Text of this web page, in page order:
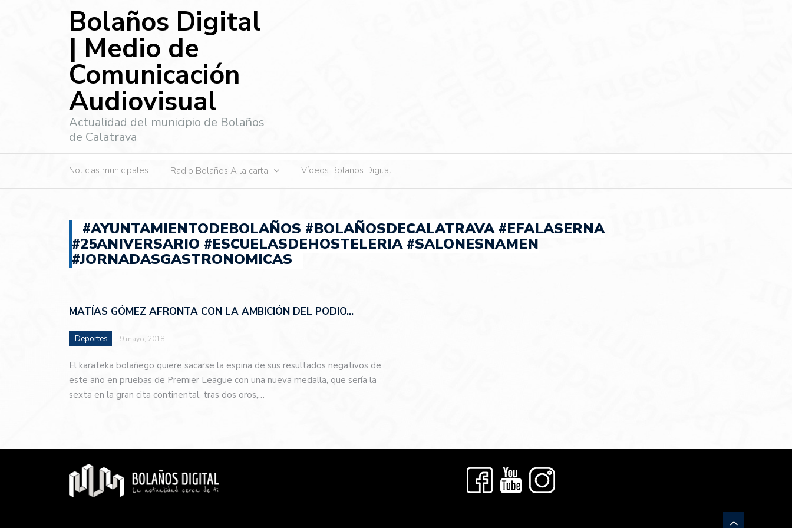
Bolaños Digital
| Medio de
Comunicación
Audiovisual
Actualidad del municipio de Bolaños
de Calatrava
Noticias municipales Radio Bolaños A la carta Vídeos Bolaños Digital
#AYUNTAMIENTODEBOLAÑOS #BOLAÑOSDECALATRAVA #EFALASERNA
#25ANIVERSARIO #ESCUELASDEHOSTELERIA #SALONESNAMEN
#JORNADASGASTRONOMICAS
MATÍAS GÓMEZ AFRONTA CON LA AMBICIÓN DEL PODIO…
Deportes 9 mayo, 2018
El karateka bolañego quiere sacarse la espina de sus resultados negativos de
este año en pruebas de Premier League con una nueva medalla, que sería la
sexta en la gran cita continental, tras dos oros,…